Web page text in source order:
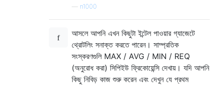
n1000
আসলে আপনি এখন কিছুটা ইন্টেল পাওয়ার গ্যাজেটে
থ্রোটলিং সনাক্ত করতে পারেন। সাম্প্রতিক
সংস্করণগুলি MAX / AVG / MIN / REQ
(অনুরোধ করা) সিপিইউ ফ্রিকোয়েন্সি দেখায়। যদি আপনি
কিছু নিবিড় কাজ শুরু করেন এবং দেখুন যে প্রথম